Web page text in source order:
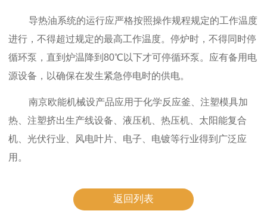
导热油系统的运行应严格按照操作规程规定的工作温度
进行，不得超过规定的最高工作温度。停炉时，不得同时停
循环泵，直到炉温降到80℃以下才可停循环泵。应有备用电
源设备，以确保在发生紧急停电时的供电。
南京欧能机械设产品应用于化学反应釜、注塑模具加
热、注塑挤出生产线设备、液压机、热压机、太阳能复合
机、光伏行业、风电叶片、电子、电镀等行业得到广泛应
用。
返回列表